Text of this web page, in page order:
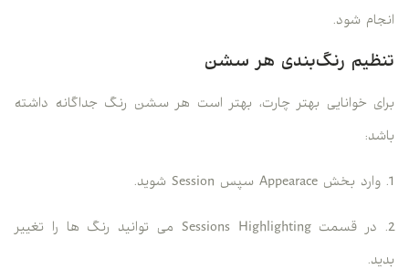
انجام شود.
تنظیم رنگ‌بندی هر سشن
برای خوانایی بهتر چارت، بهتر است هر سشن رنگ جداگانه داشته
باشد:
1. وارد بخش Appearace سپس Session شوید.
2. در قسمت Sessions Highlighting می توانید رنگ ها را تغییر
بدید.